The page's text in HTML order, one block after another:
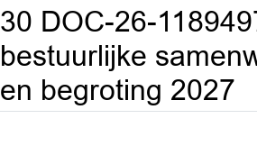
30 DOC-26-
bestuurlijke
en begroting 2027